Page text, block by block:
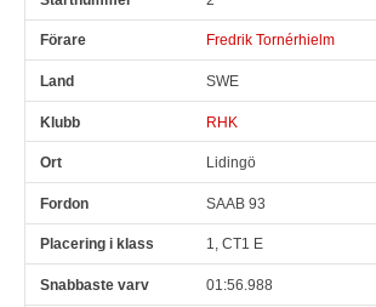
Fredrik Tornérhielm
SWE
RHK
Lidingö
SAAB 93
1, CT1 E
01:56.988